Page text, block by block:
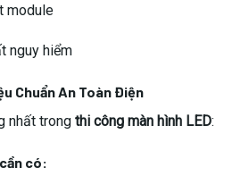
module
nguy hiểm
Chuẩn An Toàn Điện
nhất trong thi công màn hình LED:
có: